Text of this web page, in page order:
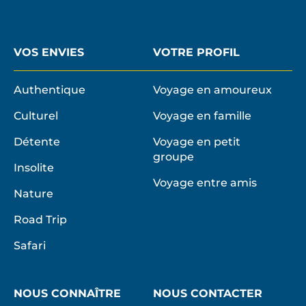
VOS ENVIES
Authentique
Culturel
Détente
Insolite
Nature
Road Trip
Safari
VOTRE PROFIL
Voyage en amoureux
Voyage en famille
Voyage en petit
groupe
Voyage entre amis
NOUS CONNAÎTRE NOUS CONTACTER